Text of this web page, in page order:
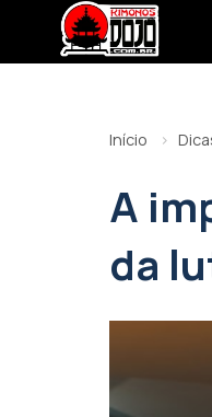
Início
A
da